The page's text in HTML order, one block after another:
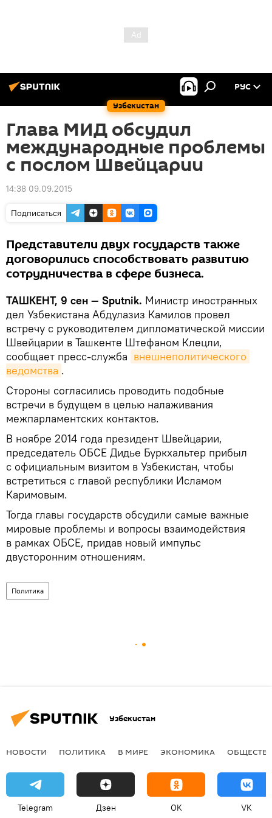
Узбекистан
РУС
Глава МИД обсудил
международные проблемы
с послом Швейцарии
14:38 09.09.2015
Подписаться
Представители двух государств также
договорились способствовать развитию
сотрудничества в сфере бизнеса.
ТАШКЕНТ, 9 сен — Sputnik. Министр иностранных
дел Узбекистана Абдулазиз Камилов провел
встречу с руководителем дипломатической миссии
Швейцарии в Ташкенте Штефаном Клецли,
сообщает пресс-служба внешнеполитического
ведомства .
Стороны согласились проводить подобные
встречи в будущем в целью налаживания
межпарламентских контактов.
В ноябре 2014 года президент Швейцарии,
председатель ОБСЕ Дидье Буркхальтер прибыл
с официальным визитом в Узбекистан, чтобы
встретиться с главой республики Исламом
Каримовым.
Тогда главы государств обсудили самые важные
мировые проблемы и вопросы взаимодействия
в рамках ОБСЕ, придав новый импульс
двусторонним отношениям.
Политика
Узбекистан
НОВОСТИ ПОЛИТИКА В МИРЕ ЭКОНОМИКА
Telegram Дзен OK VK